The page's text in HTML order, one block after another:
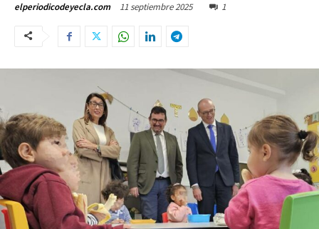
elperiodicodeyecla.com 11 septiembre 2025 1